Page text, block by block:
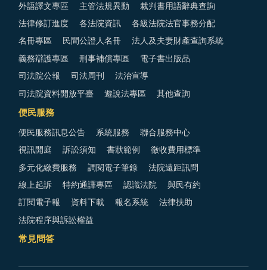
外語譯文專區 主管法規異動 裁判書用語辭典查詢
法律修訂進度 各法院資訊 各級法院法官事務分配
名冊專區 民間公證人名冊 法人及夫妻財產查詢系統
義務辯護專區 刑事補償專區 電子書出版品
司法院公報 司法周刊 法治宣導
司法院資料開放平臺 遊說法專區 其他查詢
便民服務
便民服務訊息公告 系統服務 聯合服務中心
視訊開庭 訴訟須知 書狀範例 徵收費用標準
多元化繳費服務 調閱電子筆錄 法院遠距訊問
線上起訴 特約通譯專區 認識法院 與民有約
訂閱電子報 資料下載 報名系統 法律扶助
法院程序與訴訟權益
常見問答